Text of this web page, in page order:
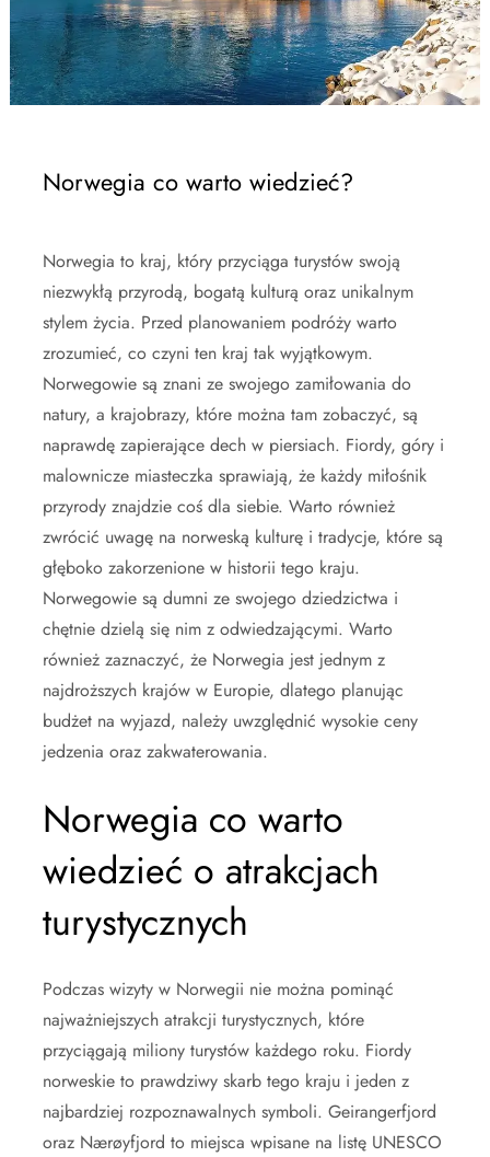
Norwegia co warto wiedzieć?
Norwegia to kraj, który przyciąga turystów swoją
niezwykłą przyrodą, bogatą kulturą oraz unikalnym
stylem życia. Przed planowaniem podróży warto
zrozumieć, co czyni ten kraj tak wyjątkowym.
Norwegowie są znani ze swojego zamiłowania do
natury, a krajobrazy, które można tam zobaczyć, są
naprawdę zapierające dech w piersiach. Fiordy, góry i
malownicze miasteczka sprawiają, że każdy miłośnik
przyrody znajdzie coś dla siebie. Warto również
zwrócić uwagę na norweską kulturę i tradycje, które są
głęboko zakorzenione w historii tego kraju.
Norwegowie są dumni ze swojego dziedzictwa i
chętnie dzielą się nim z odwiedzającymi. Warto
również zaznaczyć, że Norwegia jest jednym z
najdroższych krajów w Europie, dlatego planując
budżet na wyjazd, należy uwzględnić wysokie ceny
jedzenia oraz zakwaterowania.
Norwegia co warto
wiedzieć o atrakcjach
turystycznych
Podczas wizyty w Norwegii nie można pominąć
najważniejszych atrakcji turystycznych, które
przyciągają miliony turystów każdego roku. Fiordy
norweskie to prawdziwy skarb tego kraju i jeden z
najbardziej rozpoznawalnych symboli. Geirangerfjord
oraz Nærøyfjord to miejsca wpisane na listę UNESCO